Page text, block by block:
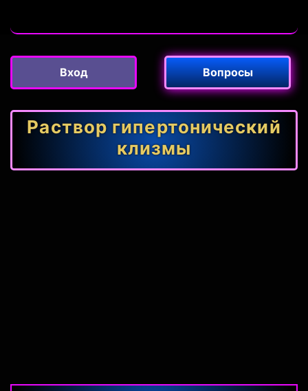
Вход Вопросы
Раствор гипертонический
клизмы